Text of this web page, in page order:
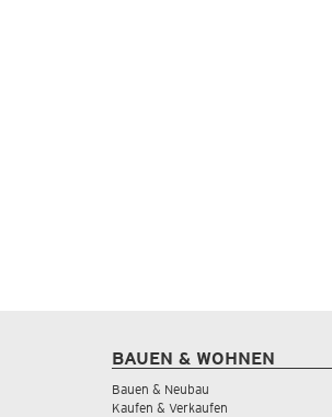
BAUEN & WOHNEN
Bauen & Neubau
Kaufen & Verkaufen